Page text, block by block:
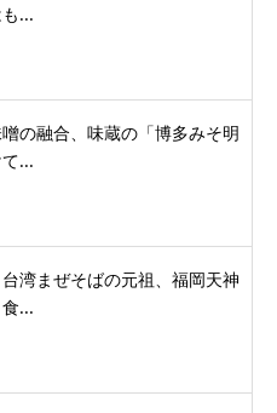
...
の融合、味蔵の「博多みそ明
...
台湾まぜそばの元祖、福岡天神
...